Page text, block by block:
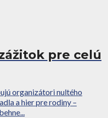
pre celú
organizátori nultého
a hier pre rodiny –